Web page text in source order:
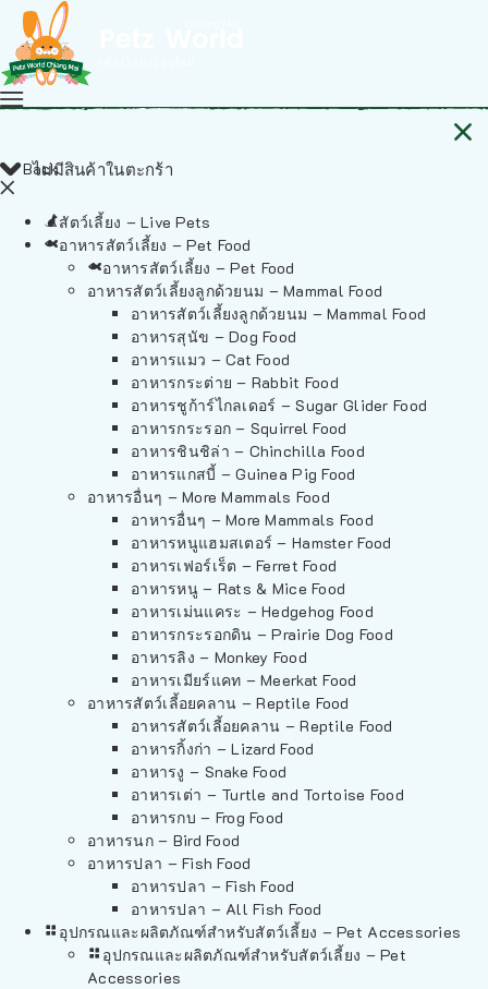
ไม่มีสินค้าในตะกร้า
Back
สัตว์เลี้ยง – Live Pets
อาหารสัตว์เลี้ยง – Pet Food
อาหารสัตว์เลี้ยง – Pet Food
อาหารสัตว์เลี้ยงลูกด้วยนม – Mammal Food
อาหารสัตว์เลี้ยงลูกด้วยนม – Mammal Food
อาหารสุนัข – Dog Food
อาหารแมว – Cat Food
อาหารกระต่าย – Rabbit Food
อาหารชูก้าร์ไกลเดอร์ – Sugar Glider Food
อาหารกระรอก – Squirrel Food
อาหารชินชิล่า – Chinchilla Food
อาหารแกสบี้ – Guinea Pig Food
อาหารอื่นๆ – More Mammals Food
อาหารอื่นๆ – More Mammals Food
อาหารหนูแฮมสเตอร์ – Hamster Food
อาหารเฟอร์เร็ต – Ferret Food
อาหารหนู – Rats & Mice Food
อาหารเม่นแคระ – Hedgehog Food
อาหารกระรอกดิน – Prairie Dog Food
อาหารลิง – Monkey Food
อาหารเมียร์แคท – Meerkat Food
อาหารสัตว์เลี้อยคลาน – Reptile Food
อาหารสัตว์เลี้อยคลาน – Reptile Food
อาหารกิ้งก่า – Lizard Food
อาหารงู – Snake Food
อาหารเต่า – Turtle and Tortoise Food
อาหารกบ – Frog Food
อาหารนก – Bird Food
อาหารปลา – Fish Food
อาหารปลา – Fish Food
อาหารปลา – All Fish Food
อุปกรณและผลิตภัณฑ์สำหรับสัตว์เลี้ยง – Pet Accessories
อุปกรณและผลิตภัณฑ์สำหรับสัตว์เลี้ยง – Pet
Accessories